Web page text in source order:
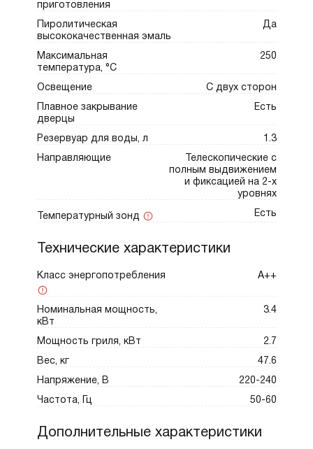
приготовления
Пиролитическая
высококачественная эмаль
Да
Максимальная
температура, °С
250
Освещение С двух сторон
Плавное закрывание
дверцы
Есть
Резервуар для воды, л 1.3
Направляющие
Телескопические с
полным выдвижением
и фиксацией на 2-х
уровнях
Температурный зонд Есть
Технические характеристики
Класс энергопотребления A++
Номинальная мощность,
кВт
3.4
Мощность гриля, кВт 2.7
Вес, кг 47.6
Напряжение, В 220-240
Частота, Гц 50-60
Дополнительные характеристики